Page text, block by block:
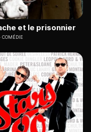
et le prisonnier
COMÉDIE